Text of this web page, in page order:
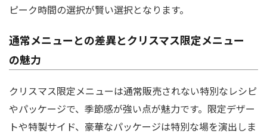
ピーク時間の選択が賢い選択となります。
通常メニューとの差異とクリスマス限定メニュー
の魅力
クリスマス限定メニューは通常販売されない特別なレシピ
やパッケージで、季節感が強い点が魅力です。限定デザー
トや特製サイド、豪華なパッケージは特別な場を演出しま